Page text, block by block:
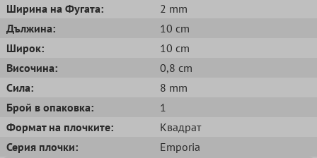
Ширина на Фугата:
2 mm
Дължина:
10 cm
Широк:
10 cm
Височина:
0,8 cm
Сила:
8 mm
Брой в опаковка:
1
Формат на плочките:
Квадрат
Серия плочки:
Emporia